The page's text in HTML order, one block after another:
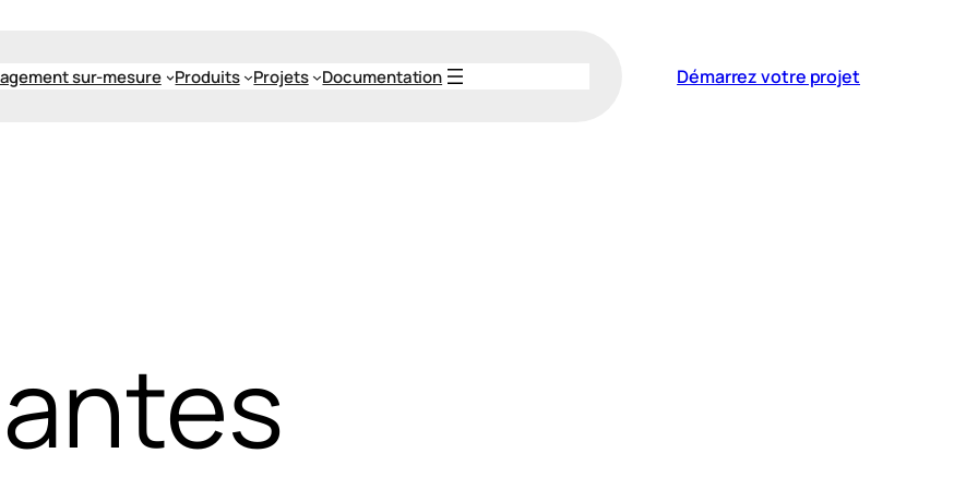
sur-mesure Produits Projets Documentation Démarrez votre projet